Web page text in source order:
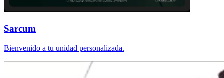
Sarcum
Bienvenido a tu unidad personalizada.